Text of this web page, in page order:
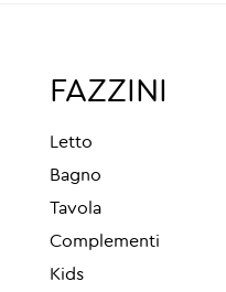
FAZZINI
Letto
Bagno
Tavola
Complementi
Kids